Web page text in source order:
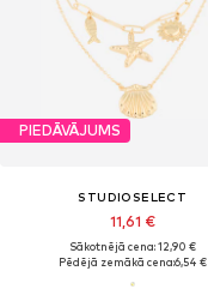
PIEDĀVĀJUMS
STUDIOSELECT
11,61 €
Sākotnējā cena: 12,90 €
Pēdējā zemākā cena:6,54 €